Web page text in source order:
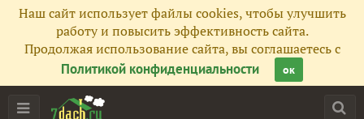
Наш сайт использует файлы cookies, чтобы улучшить
работу и повысить эффективность сайта.
Продолжая использование сайта, вы соглашаетесь с
Политикой конфиденциальности
ок